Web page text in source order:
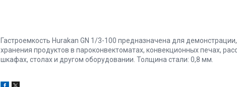
Гастроемкость Hurakan GN 1/3-100 предназначена для
хранения продуктов в пароконвектоматах, конвекционных печах,
шкафах, столах и другом оборудовании. Толщина стали: 0,8 мм.